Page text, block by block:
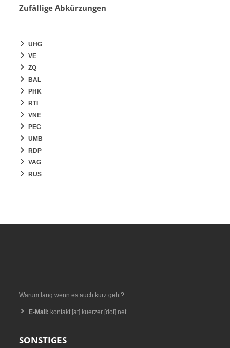
Zufällige Abkürzungen
UHG
VE
ZQ
BAL
PHK
RTI
VNE
PEC
UMB
RDP
VAG
RUS
Warum lang wenn es auch kurz geht?
E-Mail: kontakt [at] kuerzer [dot] net
SONSTIGES